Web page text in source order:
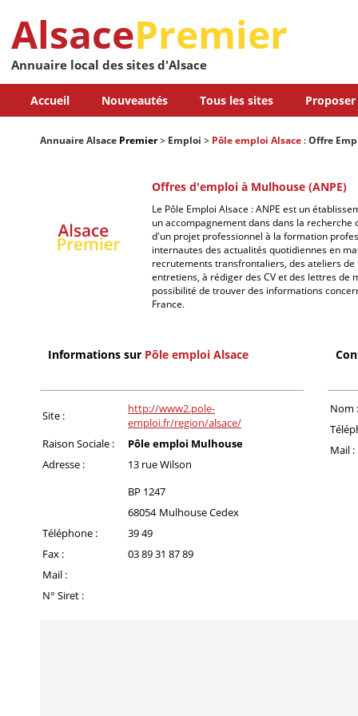
AlsacePremier
Annuaire local des sites d'Alsace
Accueil Nouveautés Tous les sites
Annuaire Alsace Premier> Emploi > Pôle emploi Alsace :Offre
Offres d'emploi à Mulhouse (ANPE)
Le Pôle Emploi Alsace : ANPE est un
un accompagnement dans dans la
d'un projet professionnel à la formation
internautes des actualités quotidiennes en
recrutements transfrontaliers, des ateliers
entretiens, à rédiger des CV et des lettres de
possibilité de trouver des informations
France.
Informations sur Pôle emploi Alsace
Site :
http://www2.pole-
emploi.fr/region/alsace/
Raison Sociale :
Pôle emploi Mulhouse
Adresse :
13 rue Wilson
BP 1247
68054 Mulhouse Cedex
Téléphone :
39 49
Fax :
03 89 31 87 89
Mail :
N° Siret :
Nom :
Mail :